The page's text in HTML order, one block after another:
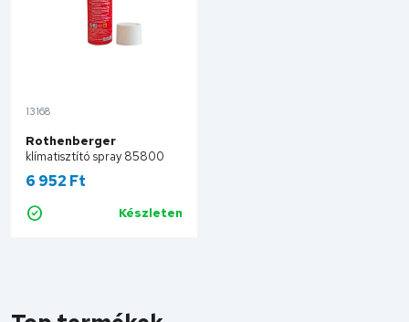
13168
Rothenberger
klímatisztító spray 85800
6 952 Ft
Készleten
Kosárba